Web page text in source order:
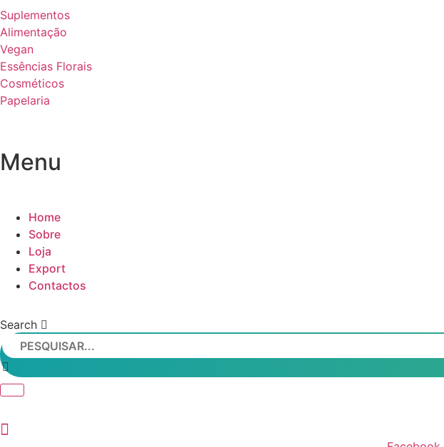
Suplementos
Alimentação
Vegan
Essências Florais
Cosméticos
Papelaria
Menu
Home
Sobre
Loja
Export
Contactos
Search